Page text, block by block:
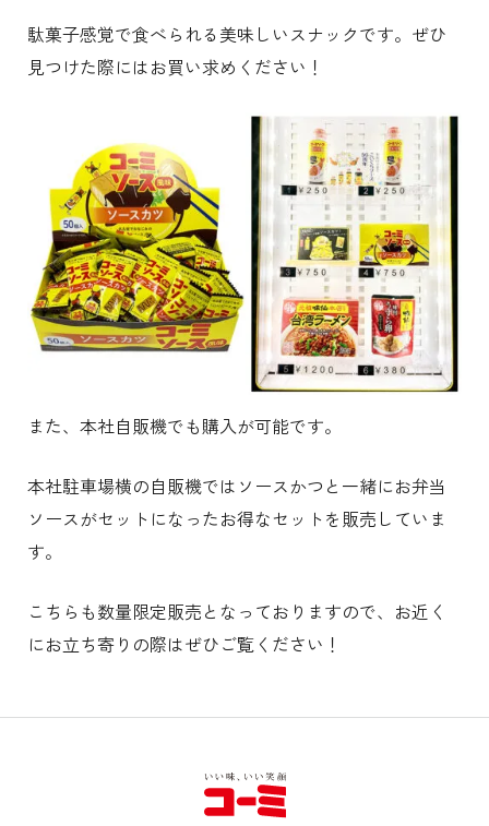
駄菓子感覚で食べられる美味しいスナックです。ぜひ
見つけた際にはお買い求めください！
また、本社自販機でも購入が可能です。
本社駐車場横の自販機ではソースかつと一緒にお弁当
ソースがセットになったお得なセットを販売していま
す。
こちらも数量限定販売となっておりますので、お近く
にお立ち寄りの際はぜひご覧ください！